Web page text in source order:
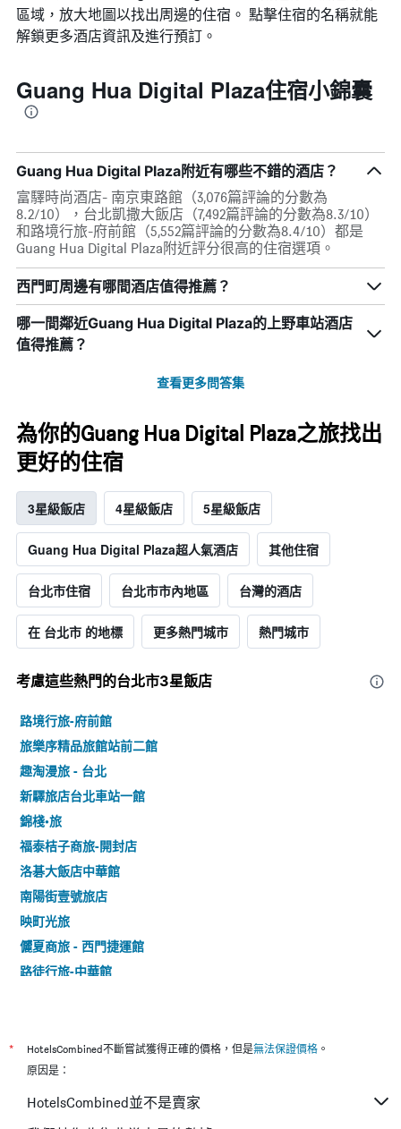
區域，放大地圖以找出周邊的住宿。 點擊住宿的名稱就能
解鎖更多酒店資訊及進行預訂。
Guang Hua Digital Plaza住宿小錦囊
Guang Hua Digital Plaza附近有哪些不錯的酒店？
富驛時尚酒店- 南京東路館（3,076篇評論的分數為
8.2/10），台北凱撒大飯店（7,492篇評論的分數為8.3/10）
和路境行旅-府前館（5,552篇評論的分數為8.4/10）都是
Guang Hua Digital Plaza附近評分很高的住宿選項。
西門町周邊有哪間酒店值得推薦？
哪一間鄰近Guang Hua Digital Plaza的上野車站酒店
值得推薦？
查看更多問答集
為你的Guang Hua Digital Plaza之旅找出
更好的住宿
3星級飯店 4星級飯店 5星級飯店
Guang Hua Digital Plaza超人氣酒店 其他住宿
台北市住宿 台北市市內地區 台灣的酒店
在 台北市 的地標 更多熱門城市 熱門城市
考慮這些熱門的台北市3星​飯店
路境行旅-府前館
旅樂序精品旅館站前二館
趣淘漫旅 - 台北
新驛旅店台北車站一館
錦棧•旅
福泰桔子商旅-開封店
洛碁大飯店中華館
南陽街壹號旅店
映町光旅
儷夏商旅 - 西門捷運館
路徒行旅-中華館
北投水美溫泉會館
大師商旅
享住旅店-台北火車站
* HotelsCombined不斷嘗試獲得正確的價格，但是無法保證價格 。
原因是：
HotelsCombined並不是賣家